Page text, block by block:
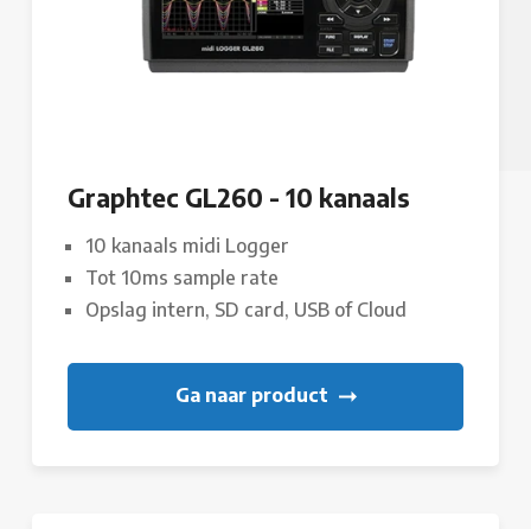
Graphtec GL260 - 10 kanaals
10 kanaals midi Logger
Tot 10ms sample rate
Opslag intern, SD card, USB of Cloud
Ga naar product